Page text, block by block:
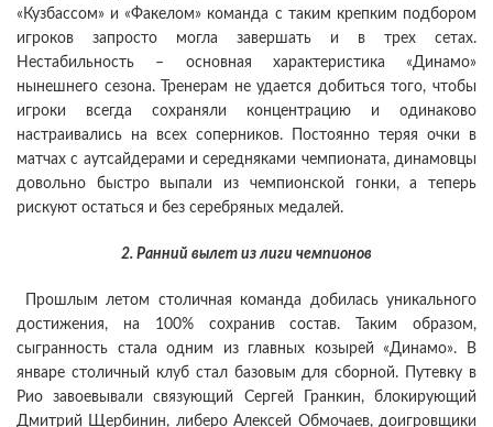
«Кузбассом» и «Факелом» команда с таким крепким подбором
игроков запросто могла завершать и в трех сетах.
Нестабильность – основная характеристика «Динамо»
нынешнего сезона. Тренерам не удается добиться того, чтобы
игроки всегда сохраняли концентрацию и одинаково
настраивались на всех соперников. Постоянно теряя очки в
матчах с аутсайдерами и середняками чемпионата, динамовцы
довольно быстро выпали из чемпионской гонки, а теперь
рискуют остаться и без серебряных медалей.
2. Ранний вылет из лиги чемпионов
Прошлым летом столичная команда добилась уникального
достижения, на 100% сохранив состав. Таким образом,
сыгранность стала одним из главных козырей «Динамо». В
январе столичный клуб стал базовым для сборной. Путевку в
Рио завоевывали связующий Сергей Гранкин, блокирующий
Дмитрий Щербинин, либеро Алексей Обмочаев, доигровщики